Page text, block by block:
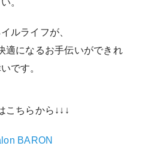
い。
ルライフが、
適になるお手伝いができれ
です。
こちらから↓↓↓
BARON